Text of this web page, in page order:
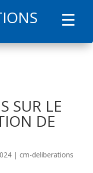
SUR LE
DE
| cm-deliberations